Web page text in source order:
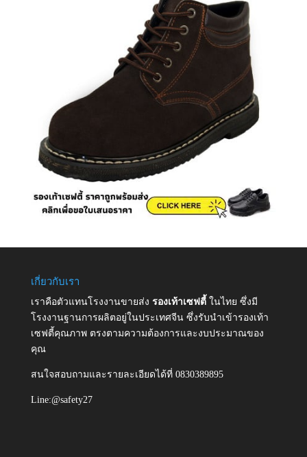
เกี่ยวกับเรา
เราคือตัวแทนโรงงานขายส่ง รองเท้าเซฟตี้ ในไทย ซึ่งมี
โรงงานฐานการผลิตอยู่ในประเทศจีน ซึ่งรับนำเข้ารองเท้า
เซฟตี้คุณภาพ ตรงตามความต้องการและงบประมาณของ
คุณ
สนใจสอบถามและรายละเอียดได้ที่ 0830389895
Line:@safety27